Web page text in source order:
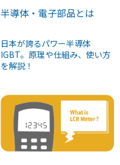
半導体・電子部品とは
日本が誇るパワー半導体
IGBT。原理や仕組み、使い方
を解説！